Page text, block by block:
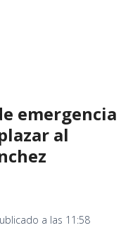
emergencia
al
a las 11:58